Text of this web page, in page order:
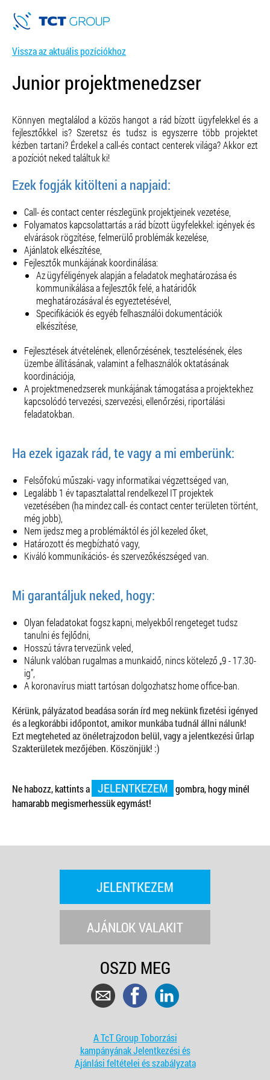
Vissza az aktuális pozíciókhoz
Junior projektmenedzser
Könnyen megtalálod a közös hangot a rád bízott ügyfelekkel és a
fejlesztőkkel is? Szeretsz és tudsz is egyszerre több projektet
kézben tartani? Érdekel a call-és contact centerek világa? Akkor ezt
a pozíciót neked találtuk ki!
Ezek fogják kitölteni a napjaid:
Call- és contact center részlegünk projektjeinek vezetése,
Folyamatos kapcsolattartás a rád bízott ügyfelekkel: igények és
elvárások rögzítése, felmerülő problémák kezelése,
Ajánlatok elkészítése,
Fejlesztők munkájának koordinálása:
Az ügyféligények alapján a feladatok meghatározása és
kommunikálása a fejlesztők felé, a határidők
meghatározásával és egyeztetésével,
Specifikációk és egyéb felhasználói dokumentációk
elkészítése,
Fejlesztések átvételének, ellenőrzésének, tesztelésének, éles
üzembe állításának, valamint a felhasználók oktatásának
koordinációja,
A projektmenedzserek munkájának támogatása a projektekhez
kapcsolódó tervezési, szervezési, ellenőrzési, riportálási
feladatokban.
Ha ezek igazak rád, te vagy a mi emberünk:
Felsőfokú műszaki- vagy informatikai végzettséged van,
Legalább 1 év tapasztalattal rendelkezel IT projektek
vezetésében (ha mindez call- és contact center területen történt,
még jobb),
Nem ijedsz meg a problémáktól és jól kezeled őket,
Határozott és megbízható vagy,
Kiváló kommunikációs- és szervezőkészséged van.
Mi garantáljuk neked, hogy:
Olyan feladatokat fogsz kapni, melyekből rengeteget tudsz
tanulni és fejlődni,
Hosszú távra tervezünk veled,
Nálunk valóban rugalmas a munkaidő, nincs kötelező „9 - 17.30-
ig”,
A koronavírus miatt tartósan dolgozhatsz home office-ban.
Kérünk, pályázatod beadása során írd meg nekünk fizetési igényed
és a legkorábbi időpontot, amikor munkába tudnál állni nálunk!
Ezt megteheted az önéletrajzodon belül, vagy a jelentkezési űrlap
Szakterületek mezőjében. Köszönjük! :)
Ne habozz, kattints a JELENTKEZEM
gombra, hogy minél
hamarabb megismerhessük egymást!
JELENTKEZEM
AJÁNLOK VALAKIT
OSZD MEG
A TcT Group Toborzási
kampányának Jelentkezési és
Ajánlási feltételei és szabályzata